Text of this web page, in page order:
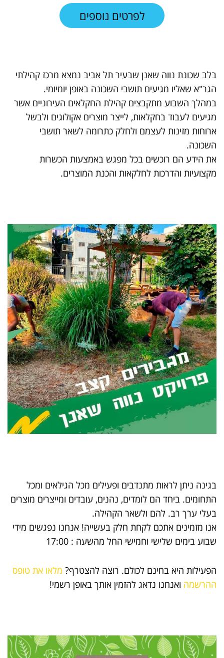
לפרטים נוספים
בלב שכונת נווה שאנן שבעיר תל אביב נמצא מרכז קהילתי
הגר"א שאליו מגיעים תושבי השכונה באופן יומיומי.
במהלך השבוע מתקבצים קהילת החקלאים העירוניים אשר
מגיעים לעבוד בחקלאות, לייצר מוצרים אקולוגים ולבשל
ארוחות מזינות לעצמם ולחלק כתרומה לשאר תושבי
השכונה.
את הידע הם רוכשים בכל מפגש באמצעות הכשרות
מקצועיות והדרכות לחלקאות והכנת המוצרים.
בגינה ניתן לראות מתנדבים ופעילים מכל הגילאים ומכל
התחומים. ביחד הם לומדים, נהנים, עובדים ומייצרים מוצרים
בעלי ערך רב. להם ולשאר הקהילה.
אנו מזמינים אתכם לקחת חלק בעשייה! אנחנו נפגשים מידי
שבוע בימים שלישי וחמישי החל מהשעה : 17:00
הפעילות היא בחינם לכולם. רוצה להצטרף? מלאו את טופס
ההרשמה ואנחנו נדאג להזמין אותך באופן רשמי!